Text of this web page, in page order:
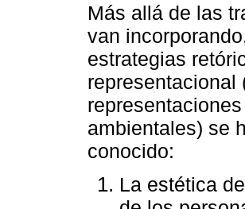
Más allá de las
van
estrategias
representacional
ambientales) se
conocido:
La estética